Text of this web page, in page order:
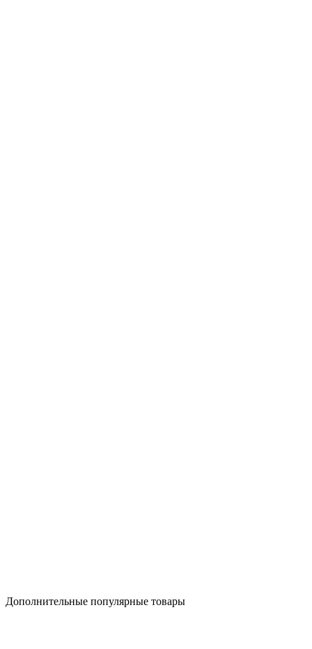
Дополнительные популярные товары